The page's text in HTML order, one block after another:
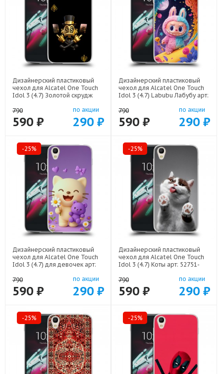
Дизайнерский пластиковый
чехол для Alcatel One Touch
Idol 3 (4.7) Золотой скрудж
790
590 ₽
по акции
290 ₽
Дизайнерский пластиковый
чехол для Alcatel One Touch
Idol 3 (4.7) Labubu Лабубу арт:
790
590 ₽
по акции
290 ₽
-25%
Дизайнерский пластиковый
чехол для Alcatel One Touch
Idol 3 (4.7) для девочек арт:
790
590 ₽
по акции
290 ₽
-25%
Дизайнерский пластиковый
чехол для Alcatel One Touch
Idol 3 (4.7) Коты арт: 52751-
790
590 ₽
по акции
290 ₽
-25% -25%